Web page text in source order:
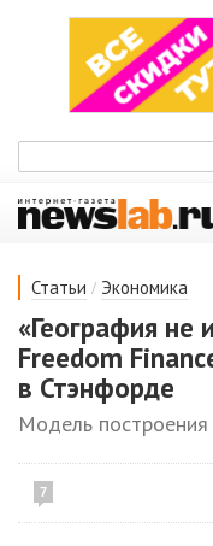
Статьи / Экономика
«География не
Freedom
в Стэнфорде
Модель
7